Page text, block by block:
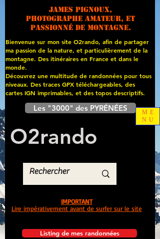
James PIGNOUX,
photographe amateur, et
passionné de montagne.
Bienvenue sur mon site O2rando, afin de partager
ma passion de la nature, et particulièrement de la
montagne. Des itinéraires en France et dans le
monde.
Découvrez une multitude de randonnées pour tous
niveaux. Des traces GPX téléchargeables, des
cartes IGN imprimables, et des topos descriptifs.
Les "3000" des PYRÉNÉES
O2rando
Listing de mes randonnées
IMPORTANT
Lire impérativement avant de surfer sur le site
ME
NU